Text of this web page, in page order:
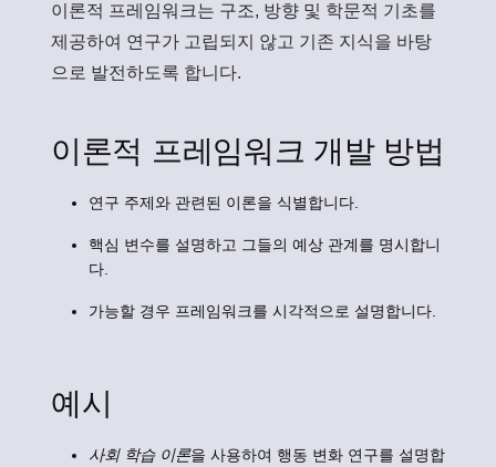
이론적 프레임워크는 구조, 방향 및 학문적 기초를
제공하여 연구가 고립되지 않고 기존 지식을 바탕
으로 발전하도록 합니다.
이론적 프레임워크 개발 방법
연구 주제와 관련된 이론을 식별합니다.
핵심 변수를 설명하고 그들의 예상 관계를 명시합니
다.
가능할 경우 프레임워크를 시각적으로 설명합니다.
예시
사회 학습 이론을 사용하여 행동 변화 연구를 설명합